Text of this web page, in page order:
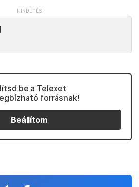
be a Telexet
forrásnak!
Beállítom